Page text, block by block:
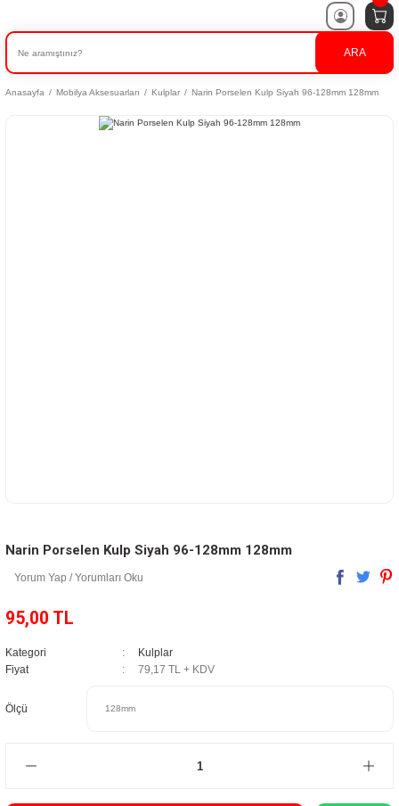
ARA
Anasayfa Mobilya Aksesuarları Kulplar Narin Porselen Kulp Siyah 96-128mm 128mm
Narin Porselen Kulp Siyah 96-128mm 128mm
Yorum Yap / Yorumları Oku
95,00 TL
Kategori
Kulplar
Fiyat
79,17 TL + KDV
Ölçü